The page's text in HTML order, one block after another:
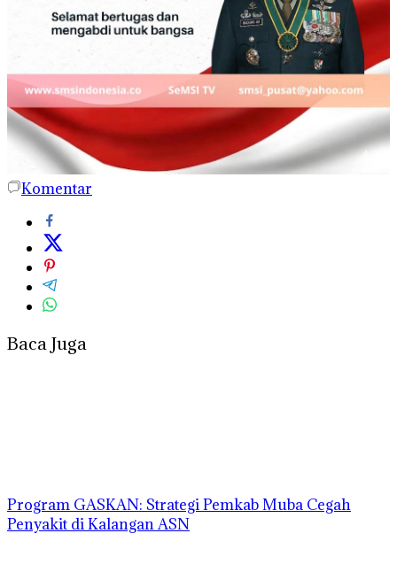
Komentar
Baca Juga
Program GASKAN: Strategi Pemkab Muba Cegah
Penyakit di Kalangan ASN